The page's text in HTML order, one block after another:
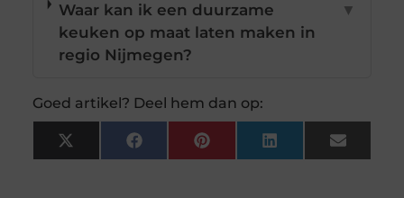
Waar kan ik een duurzame
keuken op maat laten maken in
regio Nijmegen?
▼
Goed artikel? Deel hem dan op:
X
(Twitter)
FacebookPinterestLinkedInEmail